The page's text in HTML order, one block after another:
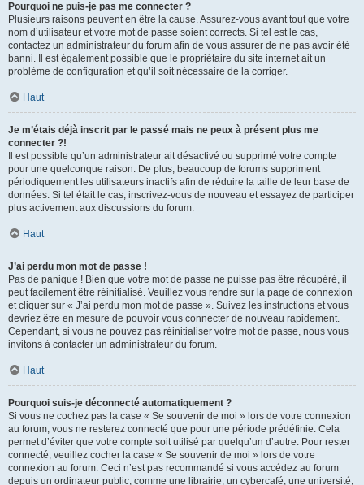
Pourquoi ne puis-je pas me connecter ?
Plusieurs raisons peuvent en être la cause. Assurez-vous avant tout que votre
nom d’utilisateur et votre mot de passe soient corrects. Si tel est le cas,
contactez un administrateur du forum afin de vous assurer de ne pas avoir été
banni. Il est également possible que le propriétaire du site internet ait un
problème de configuration et qu’il soit nécessaire de la corriger.
Haut
Je m’étais déjà inscrit par le passé mais ne peux à présent plus me
connecter ?!
Il est possible qu’un administrateur ait désactivé ou supprimé votre compte
pour une quelconque raison. De plus, beaucoup de forums suppriment
périodiquement les utilisateurs inactifs afin de réduire la taille de leur base de
données. Si tel était le cas, inscrivez-vous de nouveau et essayez de participer
plus activement aux discussions du forum.
Haut
J’ai perdu mon mot de passe !
Pas de panique ! Bien que votre mot de passe ne puisse pas être récupéré, il
peut facilement être réinitialisé. Veuillez vous rendre sur la page de connexion
et cliquer sur « J’ai perdu mon mot de passe ». Suivez les instructions et vous
devriez être en mesure de pouvoir vous connecter de nouveau rapidement.
Cependant, si vous ne pouvez pas réinitialiser votre mot de passe, nous vous
invitons à contacter un administrateur du forum.
Haut
Pourquoi suis-je déconnecté automatiquement ?
Si vous ne cochez pas la case « Se souvenir de moi » lors de votre connexion
au forum, vous ne resterez connecté que pour une période prédéfinie. Cela
permet d’éviter que votre compte soit utilisé par quelqu’un d’autre. Pour rester
connecté, veuillez cocher la case « Se souvenir de moi » lors de votre
connexion au forum. Ceci n’est pas recommandé si vous accédez au forum
depuis un ordinateur public, comme une librairie, un cybercafé, une université,